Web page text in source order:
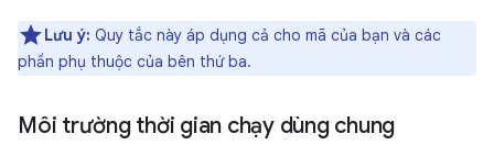
Lưu ý: Quy tắc này áp dụng cả cho mã của bạn và các
phần phụ thuộc của bên thứ ba.
Môi trường thời gian chạy dùng chung